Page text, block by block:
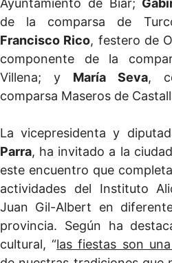
Ayuntamiento de Biar;
de la comparsa de
Francisco Rico, festero de
componente de la
Villena; y María Seva,
comparsa Maseros de
La vicepresidenta y
Parra, ha invitado a la
este encuentro que
actividades del Instituto
Juan Gil-Albert en
provincia. Según ha
cultural, “las fiestas son